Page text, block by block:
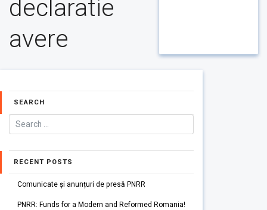
declaratie
avere
SEARCH
RECENT POSTS
Comunicate și anunțuri de presă PNRR
PNRR: Funds for a Modern and Reformed Romania!